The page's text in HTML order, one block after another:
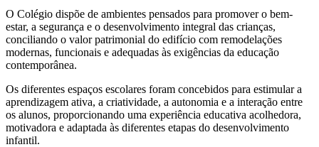
O Colégio dispõe de ambientes pensados para promover o bem-
estar, a segurança e o desenvolvimento integral das crianças,
conciliando o valor patrimonial do edifício com remodelações
modernas, funcionais e adequadas às exigências da educação
contemporânea.
Os diferentes espaços escolares foram concebidos para estimular a
aprendizagem ativa, a criatividade, a autonomia e a interação entre
os alunos, proporcionando uma experiência educativa acolhedora,
motivadora e adaptada às diferentes etapas do desenvolvimento
infantil.